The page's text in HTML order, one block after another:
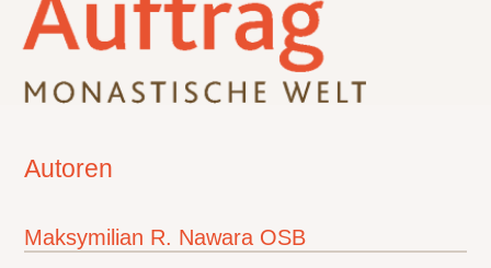
Autoren
Maksymilian R. Nawara OSB